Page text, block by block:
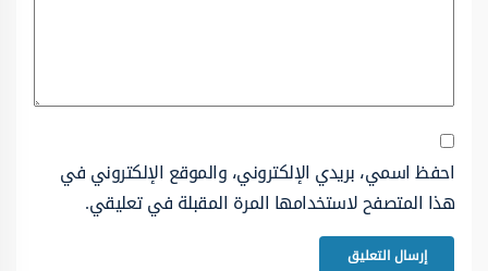
احفظ اسمي، بريدي الإلكتروني، والموقع الإلكتروني في
هذا المتصفح لاستخدامها المرة المقبلة في تعليقي.